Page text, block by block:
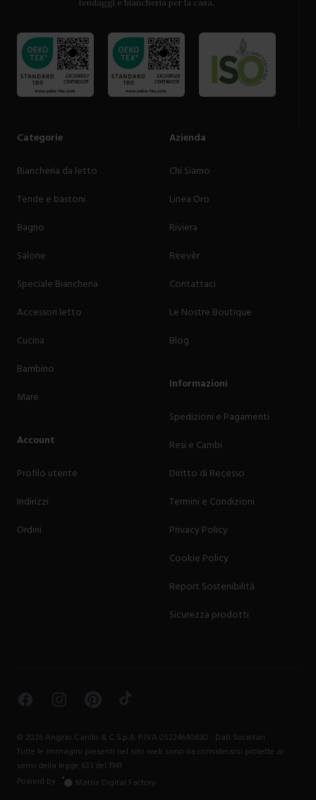
tendaggi e biancheria per la casa.
Categorie
Biancheria da letto
Tende e bastoni
Bagno
Salone
Speciale Biancheria
Accessori letto
Cucina
Bambino
Mare
Account
Profilo utente
Indirizzi
Ordini
Azienda
Chi Siamo
Linea Oro
Riviera
Reevèr
Contattaci
Le Nostre Boutique
Blog
Informazioni
Spedizioni e Pagamenti
Resi e Cambi
Diritto di Recesso
Termini e Condizioni
Privacy Policy
Cookie Policy
Report Sostenibilità
Sicurezza prodotti
FacebookInstagramPinterestTikTok
© 2026 Angelo Carillo & C S.p.A. P.IVA 05224640630 - Dati Societari
Tutte le immagini presenti nel sito web sono da considerarsi protette ai
sensi della legge 633 del 1941.
Powerd by
Matrix Digital Factory